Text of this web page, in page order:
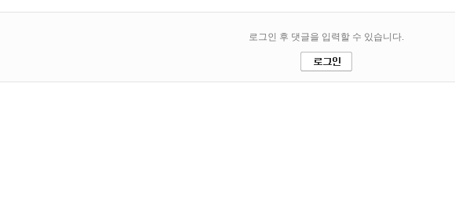
로그인 후 댓글을 입력할 수 있습니다.